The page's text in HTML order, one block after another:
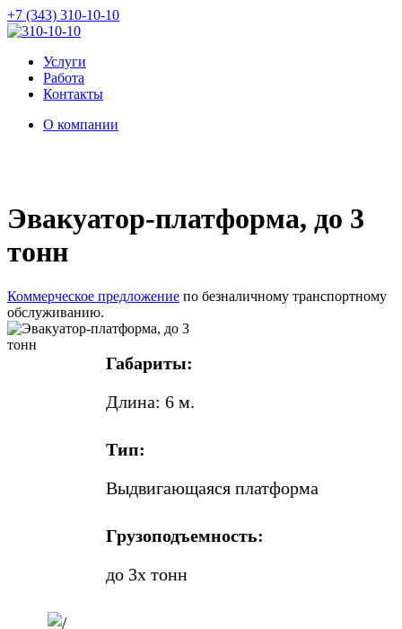
+7 (343) 310-10-10
Услуги
Работа
Контакты
О компании
Эвакуатор-платформа, до 3
тонн
Коммерческое предложение по безналичному транспортному
обслуживанию.
Габариты:
Длина: 6 м.
Тип:
Выдвигающаяся платформа
Грузоподъемность:
до 3х тонн